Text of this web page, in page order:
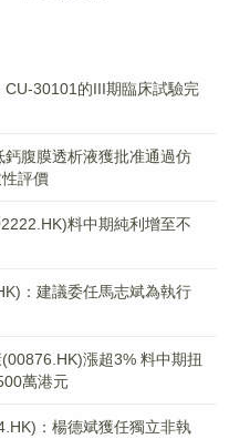
30101的III期臨床試驗完
腹膜透析液獲批准通過仿
評價
料中期純利增至不
：建議委任馬志斌為執行
(00876.HK)漲超3% 料中期扭
萬港元
：楊德斌獲任獨立非執